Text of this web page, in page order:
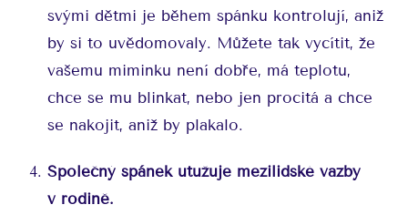
svými dětmi je během spánku kontrolují, aniž
by si to uvědomovaly. Můžete tak vycítit, že
vašemu miminku není dobře, má teplotu,
chce se mu blinkat, nebo jen procitá a chce
se nakojit, aniž by plakalo.
Společný spánek utužuje mezilidské vazby
v rodině.